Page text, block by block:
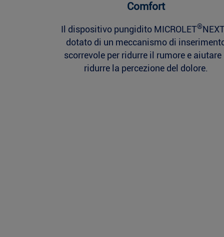
Comfort
Il dispositivo pungidito MICROLET®
dotato di un meccanismo di
scorrevole per ridurre il rumore e aiutare
ridurre la percezione del dolore.